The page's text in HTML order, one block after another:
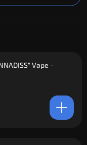
Vape -